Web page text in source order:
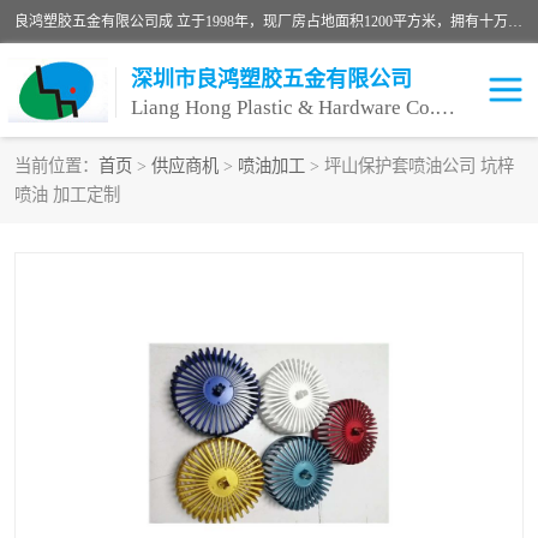
良鸿塑胶五金有限公司成 立于1998年，现厂房占地面积1200平方米，拥有十万级无尘车间，自动喷涂线1条，手动喷涂线2条，丝印移印滚印烫印拉线1条，本公司自建厂以来一直 以“顾客、品质、服务三个第一”为原则，从来货到处理、喷漆、烘烤、品检、包装等每一道工序都严格把持质量关，竭诚为广大朋友、客户服务。现如今已深得广 大客户信赖。
深圳市良鸿塑胶五金有限公司
Liang Hong Plastic & Hardware Co. Ltd
当前位置： 首页 > 供应商机 > 喷油加工 > 坪山保护套喷油公司 坑梓
喷油 加工定制
喷油加工